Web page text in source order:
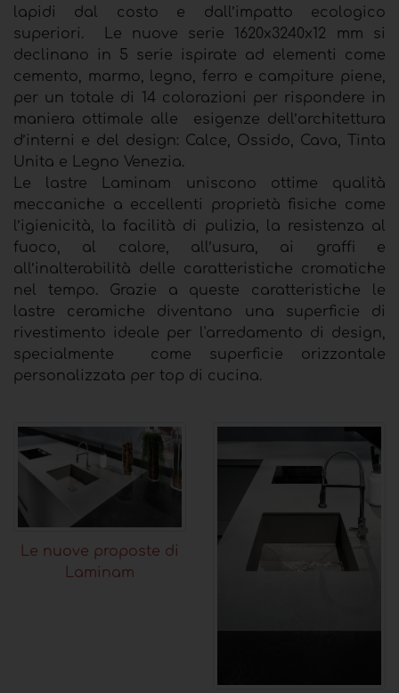
lapidi dal costo e dall’impatto ecologico
superiori. Le nuove serie 1620x3240x12 mm si
declinano in 5 serie ispirate ad elementi come
cemento, marmo, legno, ferro e campiture piene,
per un totale di 14 colorazioni per rispondere in
maniera ottimale alle esigenze dell’architettura
d’interni e del design: Calce, Ossido, Cava, Tinta
Unita e Legno Venezia.
Le lastre Laminam uniscono ottime qualità
meccaniche a eccellenti proprietà fisiche come
l’igienicità, la facilità di pulizia, la resistenza al
fuoco, al calore, all’usura, ai graffi e
all’inalterabilità delle caratteristiche cromatiche
nel tempo. Grazie a queste caratteristiche le
lastre ceramiche diventano una superficie di
rivestimento ideale per l'arredamento di design,
specialmente come superficie orizzontale
personalizzata per top di cucina.
Le nuove proposte di
Laminam